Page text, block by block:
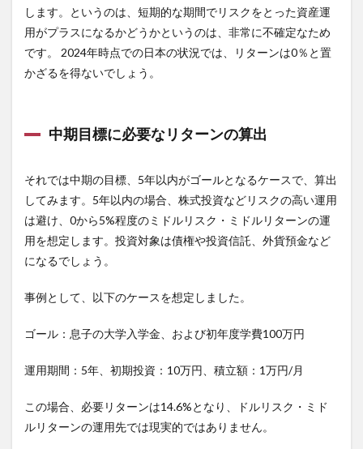
します。というのは、短期的な期間でリスクをとった資産運
用がプラスになるかどうかというのは、非常に不確定なため
です。 2024年時点での日本の状況では、リターンは0％と置
かざるを得ないでしょう。
中期目標に必要なリターンの算出
それでは中期の目標、5年以内がゴールとなるケースで、算出
してみます。5年以内の場合、株式投資などリスクの高い運用
は避け、0から5%程度のミドルリスク・ミドルリターンの運
用を想定します。投資対象は債権や投資信託、外貨預金など
になるでしょう。
事例として、以下のケースを想定しました。
ゴール：息子の大学入学金、および初年度学費100万円
運用期間：5年、初期投資：10万円、積立額：1万円/月
この場合、必要リターンは14.6%となり、ドルリスク・ミド
ルリターンの運用先では現実的ではありません。